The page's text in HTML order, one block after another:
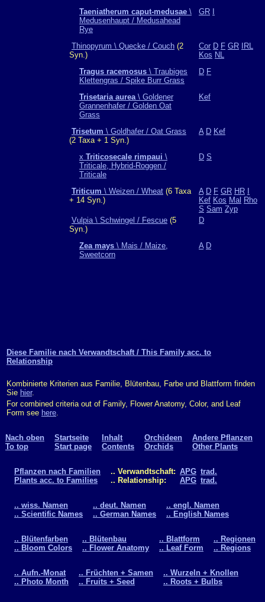
Taeniatherum caput-medusae \
Medusenhaupt / Medusahead
Rye
GR
Thinopyrum \ Quecke / Couch (2
Syn.)
Cor D F GR
IRL
Kos NL
Tragus racemosus \ Traubiges
Klettengras / Spike Burr Grass
D F
Trisetaria aurea\ Goldener
Grannenhafer / Golden Oat
Grass
Kef
Trisetum \ Goldhafer / Oat Grass
(2 Taxa + 1 Syn.)
A D Kef
x Triticosecale rimpaui \
Triticale, Hybrid-Roggen /
Triticale
D S
Triticum \ Weizen / Wheat (6 Taxa
+ 14 Syn.)
A D F GR HR
Kef Kos Mal Rho
S Sam Zyp
Vulpia \ Schwingel / Fescue (5
Syn.)
D
Zea mays \ Mais / Maize,
Sweetcorn
A D
Diese Familie nach Verwandtschaft / This Family acc. to
Relationship
Kombinierte Kriterien aus Familie, Blütenbau, Farbe und Blattform finden
Sie hier.
For combined criteria out of Family, Flower Anatomy, Color, and Leaf
Form see here.
Nach oben
To top
Startseite
Start page
Inhalt
Contents
Orchideen
Orchids
Andere Pflanzen
Other Plants
Pflanzen nach Familien
Plants acc. to Families
.. Verwandtschaft:
.. Relationship:
APG
APG
trad.
trad.
.. wiss. Namen
.. Scientific Names
.. deut. Namen
.. German Names
.. engl. Namen
.. English Names
.. Blütenfarben
.. Bloom Colors
.. Blütenbau
.. Flower Anatomy
.. Blattform
.. Leaf Form
.. Regionen
.. Regions
.. Aufn.-Monat
.. Photo Month
.. Früchten + Samen
.. Fruits + Seed
.. Wurzeln + Knollen
.. Roots + Bulbs